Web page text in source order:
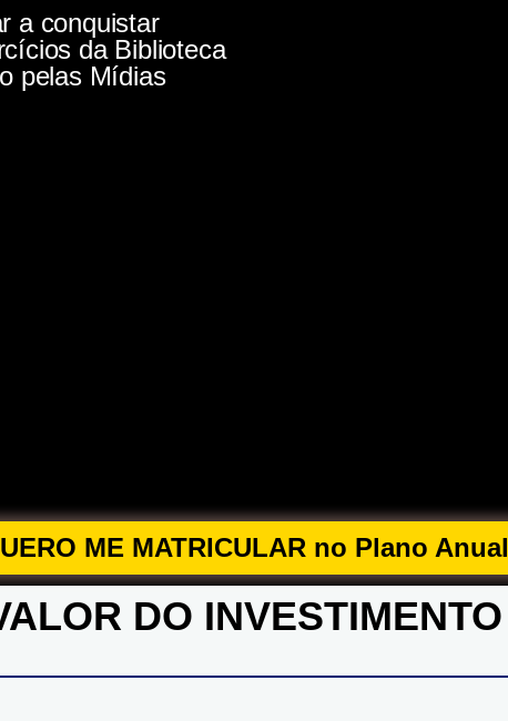
a conquistar
da Biblioteca
pelas Mídias
ME MATRICULAR no Plano Anual
DO INVESTIMENTO